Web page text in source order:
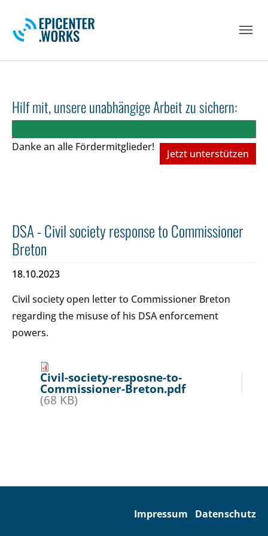
Hilf mit, unsere unabhängige Arbeit zu sichern:
Danke an alle Fördermitglieder!
Jetzt unterstützen
DSA - Civil society response to Commissioner
Breton
18.10.2023
Civil society open letter to Commissioner Breton
regarding the misuse of his DSA enforcement
powers.
Civil-society-resposne-to-
Commissioner-Breton.pdf
(68 KB)
Impressum Datenschutz